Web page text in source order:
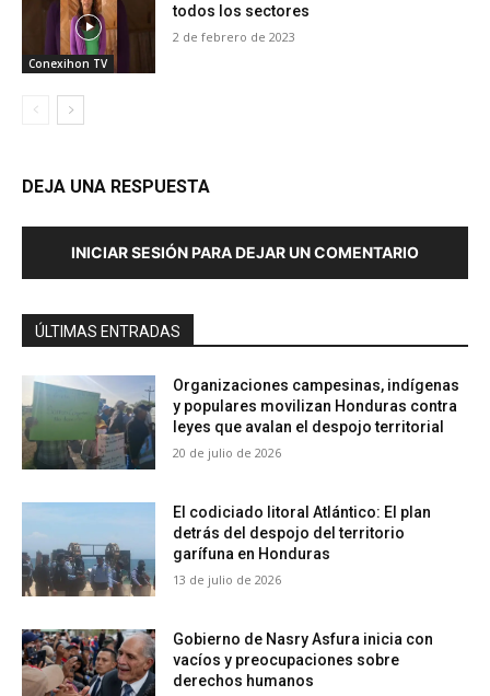
Conexihon TV
todos los sectores
2 de febrero de 2023
DEJA UNA RESPUESTA
INICIAR SESIÓN PARA DEJAR UN COMENTARIO
ÚLTIMAS ENTRADAS
Organizaciones campesinas, indígenas
y populares movilizan Honduras contra
leyes que avalan el despojo territorial
20 de julio de 2026
El codiciado litoral Atlántico: El plan
detrás del despojo del territorio
garífuna en Honduras
13 de julio de 2026
Gobierno de Nasry Asfura inicia con
vacíos y preocupaciones sobre
derechos humanos